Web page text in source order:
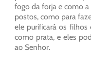
fogo da forja e como
postos, como para
ele purificará os
como prata, e eles
ao Senhor.